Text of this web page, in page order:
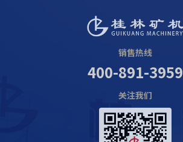
销售热线
400-891-3959
关注我们